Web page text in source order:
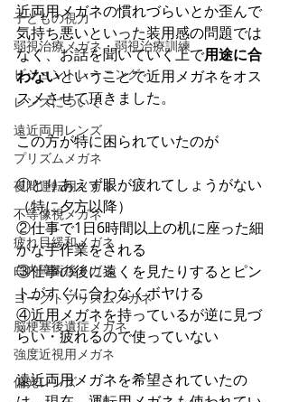
子どもの視力
弱視治療メガネ・弱視治療訓練
ビジョントレーニング
レンズについて
遠近両用レンズ
プリズムメガネ
夜間運転用メガネ
不等像視メガネ
疲れ目緩和メガネ
白内障術後メガネ
ヨークトプリズムメガネ
脳梗塞後遺症メガネ
強度近視用メガネ
偏光レンズ
近両用メガネの慣れづらいとか歪んで
気持ち悪いといった装用感の問題では
なく、お話を聞いていく上で用途に合
わないということで近用メガネをオス
スメさせて頂きました。
この方が特に困られていたのが
①とりあえず眼が疲れてしょうがない
（特に夕方以降）
②仕事で1日6時間以上の机に座った細
かな手作業をされる
③仕事の後に遠くを見たりするとピン
トがすぐに合わなくボヤける
④近用メガネを持っているが逆に見づ
らい・疲れるので使っていない
遠近両用メガネを希望されていたの